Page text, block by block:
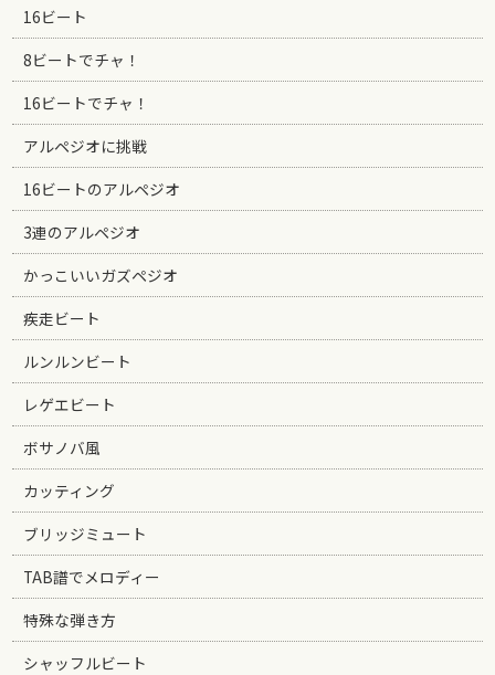
16ビート
8ビートでチャ！
16ビートでチャ！
アルペジオに挑戦
16ビートのアルペジオ
3連のアルペジオ
かっこいいガズペジオ
疾走ビート
ルンルンビート
レゲエビート
ボサノバ風
カッティング
ブリッジミュート
TAB譜でメロディー
特殊な弾き方
シャッフルビート